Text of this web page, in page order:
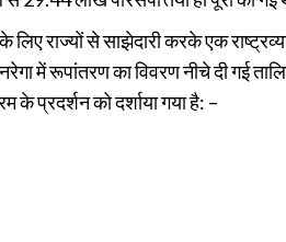
राज्यों से साझेदारी करके एक
में रूपांतरण का विवरण नीचे दी गई
प्रदर्शन को दर्शाया गया है: –